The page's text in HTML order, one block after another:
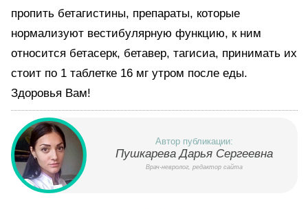
пропить бетагистины, препараты, которые
нормализуют вестибулярную функцию, к ним
относится бетасерк, бетавер, тагисиа, принимать их
стоит по 1 таблетке 16 мг утром после еды.
Здоровья Вам!
Автор публикации:
Пушкарева Дарья Сергеевна
Врач-невролог, редактор сайта